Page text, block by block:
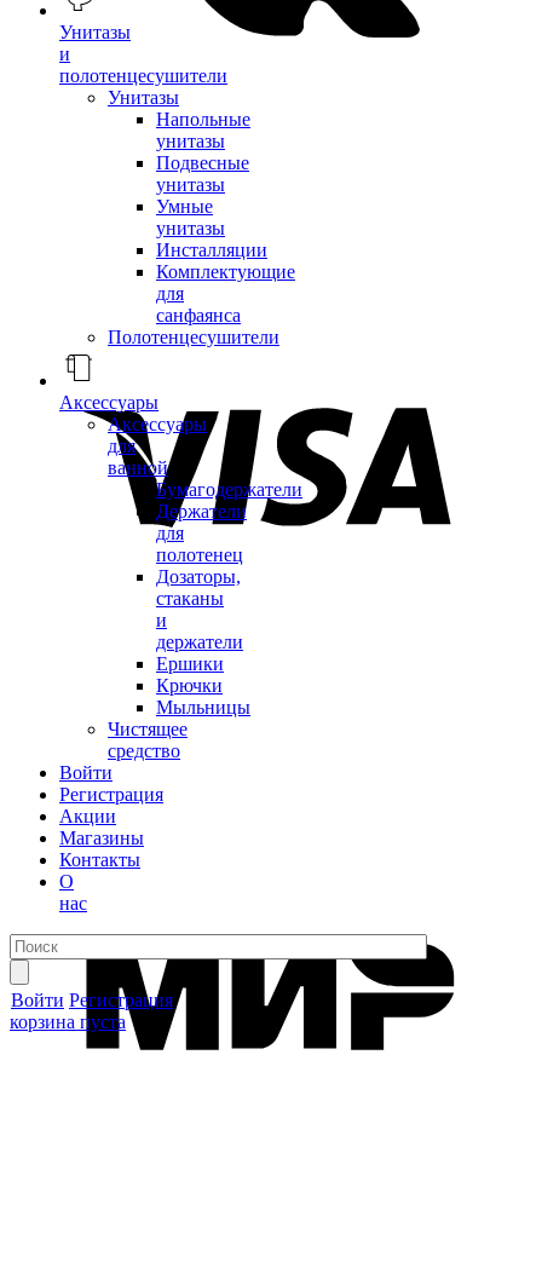
Унитазы
и
полотенцесушители
Унитазы
Напольные
унитазы
Подвесные
унитазы
Умные
унитазы
Инсталляции
Комплектующие
для
санфаянса
Полотенцесушители
Аксессуары
Аксессуары
для
ванной
Бумагодержатели
Держатели
для
полотенец
Дозаторы,
стаканы
и
держатели
Ершики
Крючки
Мыльницы
Чистящее
средство
Войти
Регистрация
Акции
Магазины
Контакты
О
нас
Войти Регистрация
корзина пуста